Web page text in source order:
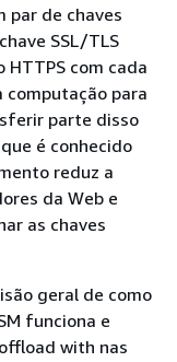
par de chaves
SSL/TLS
HTTPS com cada
computação para
parte disso
é conhecido
reduz a
da Web e
as chaves
geral de como
funciona e
with nas